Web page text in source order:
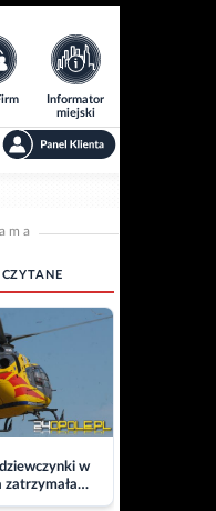
Informator
miejski
w
zatrzymała